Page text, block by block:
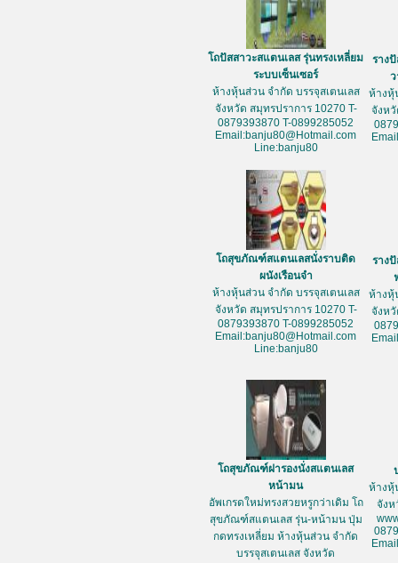
โถปัสสาวะสแตนเลส รุ่นทรงเหลี่ยม
ระบบเซ็นเซอร์
ห้างหุ้นส่วน จำกัด บรรจุสเตนเลส
จังหวัด สมุทรปราการ 10270 T-
0879393870 T-0899285052
Email:banju80@Hotmail.com
Line:banju80
ราง
ห้างหุ้
จังห
โถสุขภัณฑ์สแตนเลสนั่งราบติด
ผนังเรือนจำ
ห้างหุ้นส่วน จำกัด บรรจุสเตนเลส
จังหวัด สมุทรปราการ 10270 T-
0879393870 T-0899285052
Email:banju80@Hotmail.com
Line:banju80
ราง
ห้างหุ้
จังห
โถสุขภัณฑ์ฝารองนั่งสแตนเลส
หน้ามน
อัพเกรดใหม่ทรงสวยหรูกว่าเดิม โถ
สุขภัณฑ์สแตนเลส รุ่น-หน้ามน ปุ่ม
กดทรงเหลี่ยม ห้างหุ้นส่วน จำกัด
บรรจุสเตนเลส จังหวัด
ห้างหุ้
จังห